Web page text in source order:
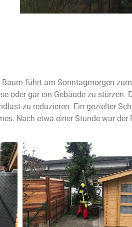
führt am Sonntagmorgen
oder gar ein Gebäude zu stürzen.
zu reduzieren. Ein gezielter
Nach etwa einer Stunde war der